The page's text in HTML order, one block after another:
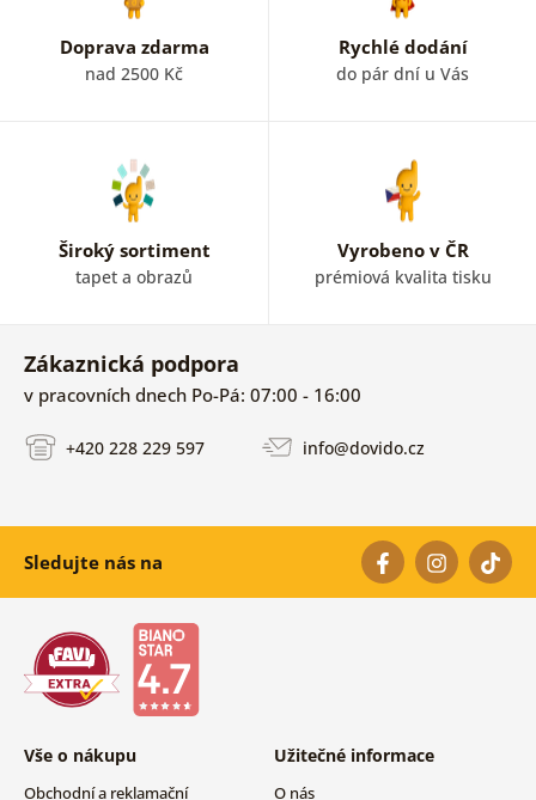
Doprava zdarma
nad 2500 Kč
Rychlé dodání
do pár dní u Vás
Široký sortiment
tapet a obrazů
Vyrobeno v ČR
prémiová kvalita tisku
Zákaznická podpora
v pracovních dnech Po-Pá: 07:00 - 16:00
+420 228 229 597 info@dovido.cz
Sledujte nás na
Vše o nákupu
Obchodní a reklamační
Užitečné informace
O nás